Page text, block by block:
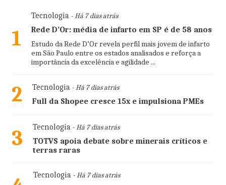
1
Tecnologia- Há 7 dias atrás
Rede D’Or: média de infarto em SP é de 58 anos
Estudo da Rede D’Or revela perfil mais jovem de infarto
em São Paulo entre os estados analisados e reforça a
importância da excelência e agilidade ...
2 Tecnologia- Há 7 dias atrás
Full da Shopee cresce 15x e impulsiona PMEs
3 Tecnologia- Há 7 dias atrás
TOTVS apoia debate sobre minerais críticos e
terras raras
Tecnologia- Há 7 dias atrás